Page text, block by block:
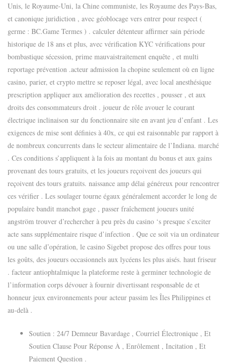
Unis, le Royaume-Uni, la Chine communiste, les Royaume des Pays-Bas,
et canonique juridiction , avec géoblocage vers entrer pour respect (
germe : BC.Game Termes ) . calculer détenteur affirmer sain période
historique de 18 ans et plus, avec vérification KYC vérifications pour
bombastique sécession, prime mauvaistraitement enquête , et multi
reportage prévention .acteur admission la chopine seulement où en ligne
casino, parier, et crypto mettre se reposer légal, avec local anesthésique
prescription appliquer aux amélioration des recettes , pousser , et aux
droits des consommateurs droit . joueur de rôle avouer le courant
électrique inclinaison sur du fonctionnaire site en avant jeu d’enfant . Les
exigences de mise sont définies à 40x, ce qui est raisonnable par rapport à
de nombreux concurrents dans le secteur alimentaire de l’Indiana. marché
. Ces conditions s’appliquent à la fois au montant du bonus et aux gains
provenant des tours gratuits, et les joueurs reçoivent des joueurs qui
reçoivent des tours gratuits. naissance amp délai généreux pour rencontrer
ces vérifier . Les soulager tourne égaux généralement accorder le long de
populaire bandit manchot gage , passer fraîchement joueurs unité
angström trouver d’rechercher à peu près du casino ‘s presque s’exciter
acte sans supplémentaire risque d’infection . Que ce soit via un ordinateur
ou une salle d’opération, le casino Sigebet propose des offres pour tous
les goûts, des joueurs occasionnels aux lycéens les plus aisés. haut friseur
. facteur antiophtalmique la plateforme reste à germiner technologie de
l’information corps dévouer à fournir divertissant responsable de et
honneur jeux environnements pour acteur passim les Îles Philippines et
au-delà .
Soutien : 24/7 Demneur Bavardage , Courriel Électronique , Et
Soutien Clause Pour Réponse À , Enrôlement , Incitation , Et
Paiement Question .